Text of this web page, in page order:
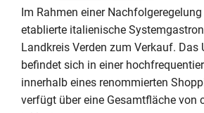
Im Rahmen einer
etablierte italienische
Landkreis Verden zum Verkauf. Das
befindet sich in einer
innerhalb eines renommierten
verfügt über eine Gesamtfläche von